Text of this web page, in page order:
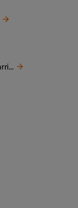
Activer les feux antibrouillard arrière